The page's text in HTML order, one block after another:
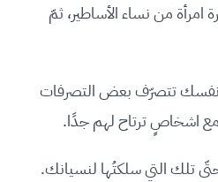
امرأة من نساء الأساطير، ثمّ
تتصرّف بعض التصرفات
اشخاصٍ ترتاح لهم جدًا.
تلك التي سلكتُها لنسيانك.